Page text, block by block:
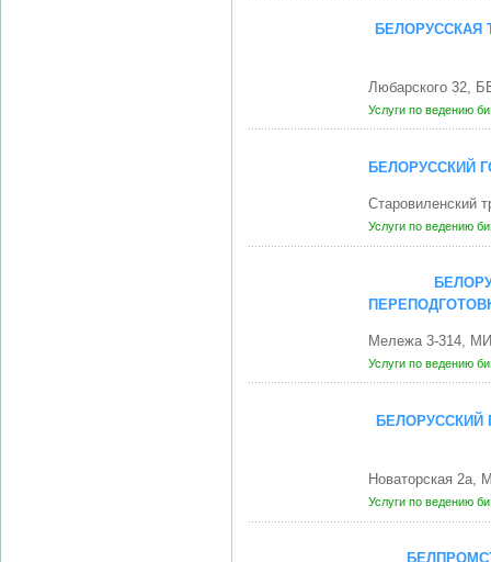
БЕЛОРУССКАЯ
Любарского 32,
Услуги по ведению
БЕЛОРУССКИЙ
Старовиленский
Услуги по ведению
Мележа 3-314,
Услуги по ведению
БЕЛОРУССКИЙ
Новаторская 2а,
Услуги по ведению